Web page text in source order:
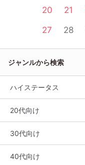
20
21
27
28
ジャンルから検索
ハイステータス
20代向け
30代向け
40代向け